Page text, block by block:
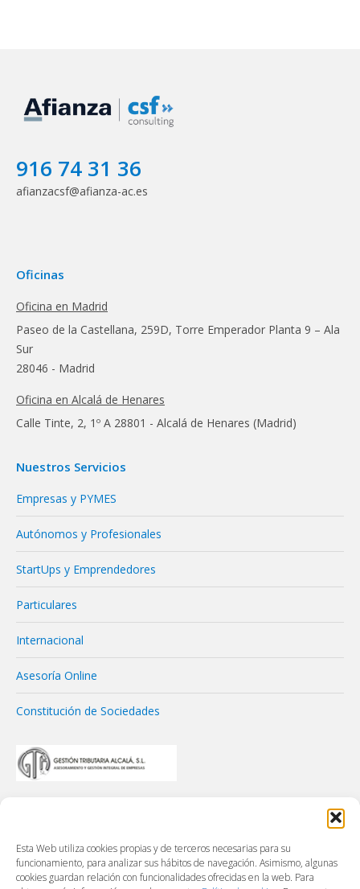
Esta Web utiliza cookies propias y de terceros necesarias para su
funcionamiento, para analizar sus hábitos de navegación. Asimismo, algunas
cookies guardan relación con funcionalidades ofrecidas en la web. Para
916 74 31 36
afianzacsf@afianza-ac.es
Oficinas
Oficina en Madrid
Paseo de la Castellana, 259D, Torre Emperador Planta 9 – Ala
Sur
28046 - Madrid
Oficina en Alcalá de Henares
Calle Tinte, 2, 1º A 28801 - Alcalá de Henares (Madrid)
Nuestros Servicios
Empresas y PYMES
Autónomos y Profesionales
StartUps y Emprendedores
Particulares
Internacional
Asesoría Online
Constitución de Sociedades